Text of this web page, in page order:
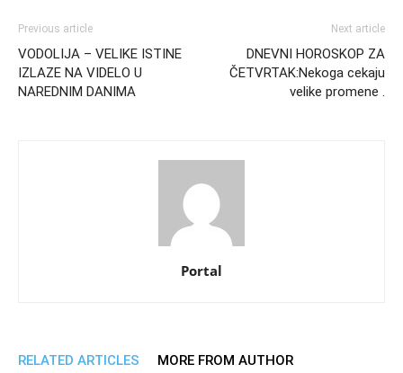
Previous article
VODOLIJA – VELIKE ISTINE
IZLAZE NA VIDELO U
NAREDNIM DANIMA
Next article
DNEVNI HOROSKOP ZA
ČETVRTAK:Nekoga cekaju
velike promene .
Portal
RELATED ARTICLES MORE FROM AUTHOR